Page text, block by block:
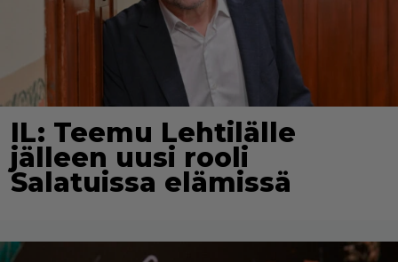
IL: Teemu Lehtilälle
jälleen uusi rooli
Salatuissa elämissä